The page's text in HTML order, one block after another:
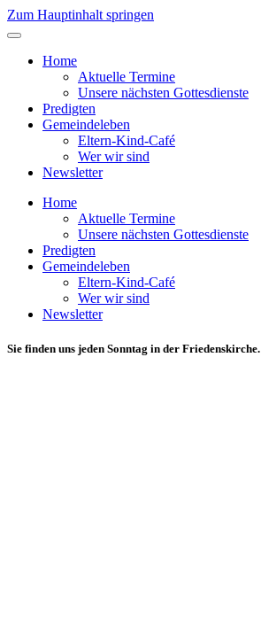
Zum Hauptinhalt springen
Home
Aktuelle Termine
Unsere nächsten Gottesdienste
Predigten
Gemeindeleben
Eltern-Kind-Café
Wer wir sind
Newsletter
Home
Aktuelle Termine
Unsere nächsten Gottesdienste
Predigten
Gemeindeleben
Eltern-Kind-Café
Wer wir sind
Newsletter
Sie finden uns jeden Sonntag in der Friedenskirche.